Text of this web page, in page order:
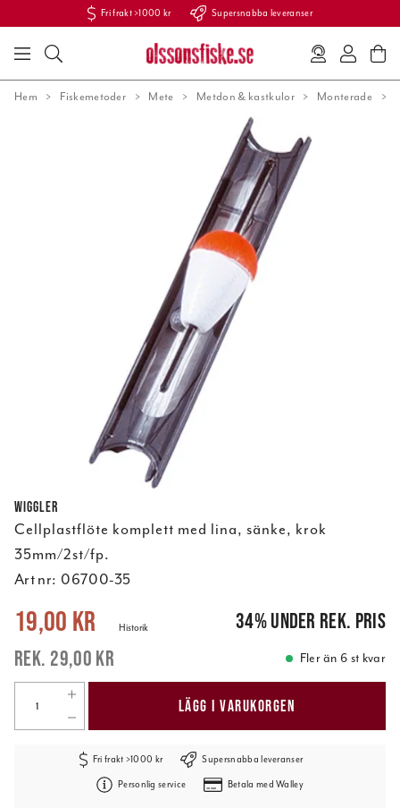
Fri frakt >1000 kr Supersnabba leveranser
Hem Fiskemetoder Mete Metdon & kastkulor Monterade
Wiggler
Cellplastflöte komplett med lina, sänke, krok
35mm/2st/fp.
Art nr: 06700-35
Nuvarande pris: 29,00 kr
19,00 kr
29,00 kr
Historik 34%under rek. pris
Fler än 6 st kvar
LÄGG I VARUKORGEN
Fri frakt >1000 kr Supersnabba leveranser
Personlig service Betala med Walley